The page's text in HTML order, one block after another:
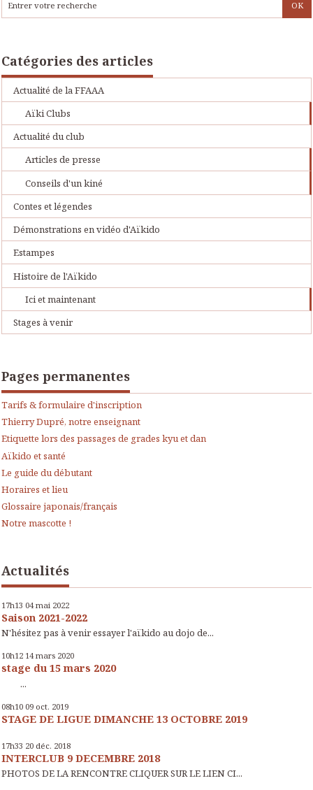
Catégories des articles
Actualité de la FFAAA
Aïki Clubs
Actualité du club
Articles de presse
Conseils d'un kiné
Contes et légendes
Démonstrations en vidéo d'Aïkido
Estampes
Histoire de l'Aïkido
Ici et maintenant
Stages à venir
Pages permanentes
Tarifs & formulaire d'inscription
Thierry Dupré, notre enseignant
Etiquette lors des passages de grades kyu et dan
Aïkido et santé
Le guide du débutant
Horaires et lieu
Glossaire japonais/français
Notre mascotte !
Actualités
17h13 04 mai 2022
Saison 2021-2022
N'hésitez pas à venir essayer l'aïkido au dojo de...
10h12 14 mars 2020
stage du 15 mars 2020
...
08h10 09 oct. 2019
STAGE DE LIGUE DIMANCHE 13 OCTOBRE 2019
17h33 20 déc. 2018
INTERCLUB 9 DECEMBRE 2018
PHOTOS DE LA RENCONTRE CLIQUER SUR LE LIEN CI...